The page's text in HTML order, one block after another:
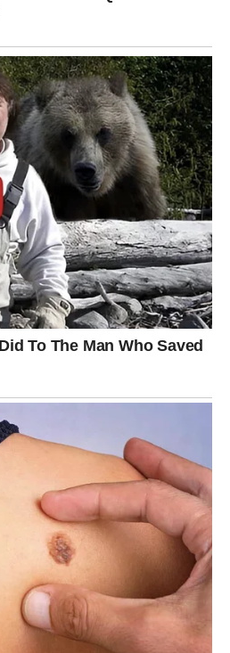
se vraća,
odnosa koji je bio
više
ne pristaje na polovične
da dolazi u skladu sa njenom
nije „brza zarada“, već stabilniji
pravilima.
Kada prestaneš da
novac počinje da raste.
i vidljiv
u kojem se
konačno vidi
u tišini
, često bez priznanja i
napredak dolazi kroz
ili promenu strukture prihoda,
da Jarac u ovom periodu
sam.